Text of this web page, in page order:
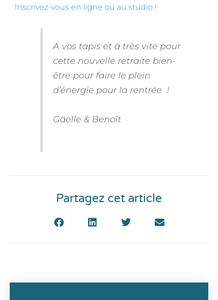
Inscrivez-vous en ligne ou au studio !
A vos tapis et à très vite pour
cette nouvelle retraite bien-
être pour faire le plein
d’énergie pour la rentrée !
Gäelle & Benoît
Partagez cet article